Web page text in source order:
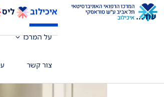
איכילוב ליס
על המרכז
צור קשר
עוד...